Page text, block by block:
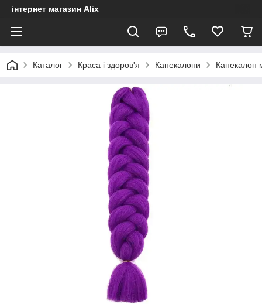
інтернет магазин Alix
Каталог Краса і здоров'я Канекалони Канекалон